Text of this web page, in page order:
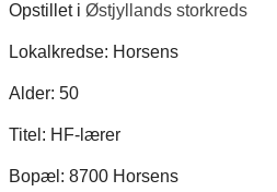
Opstillet i Østjyllands storkreds
Lokalkredse: Horsens
Alder: 50
Titel: HF-lærer
Bopæl: 8700 Horsens